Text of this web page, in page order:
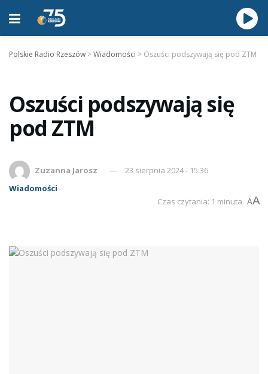
Polskie Radio Rzeszów >Wiadomości > Oszuści podszywają się pod ZTM
Oszuści podszywają się
pod ZTM
Zuzanna Jarosz
23 sierpnia 2024 - 15:36
Wiadomości
Czas czytania: 1 minuta AA